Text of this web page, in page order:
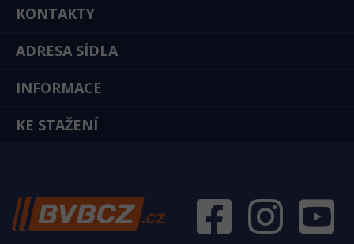
KONTAKTY
ADRESA SÍDLA
INFORMACE
KE STAŽENÍ